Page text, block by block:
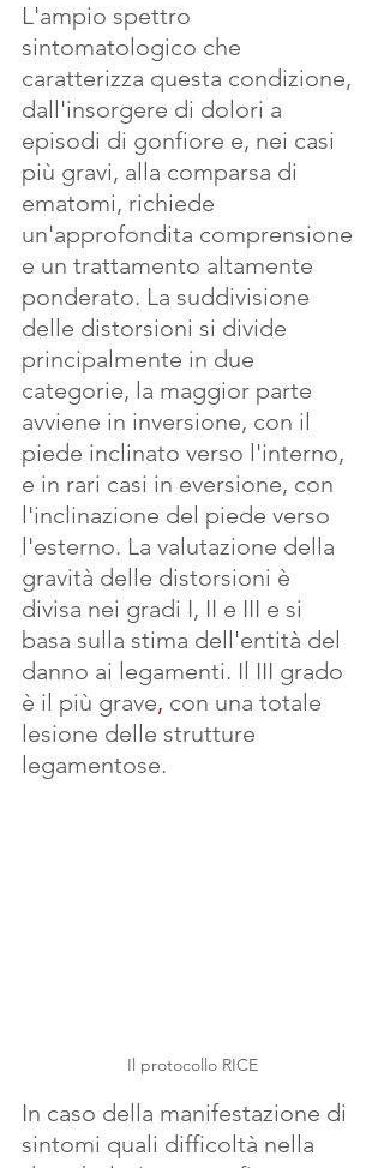
L'ampio spettro
sintomatologico che
caratterizza questa condizione,
dall'insorgere di dolori a
episodi di gonfiore e, nei casi
più gravi, alla comparsa di
ematomi, richiede
un'approfondita comprensione
e un trattamento altamente
ponderato. La suddivisione
delle distorsioni si divide
principalmente in due
categorie, la maggior parte
avviene in inversione, con il
piede inclinato verso l'interno,
e in rari casi in eversione, con
l'inclinazione del piede verso
l'esterno. La valutazione della
gravità delle distorsioni è
divisa nei gradi I, II e III e si
basa sulla stima dell'entità del
danno ai legamenti. Il III grado
è il più grave, con una totale
lesione delle strutture
legamentose.
Il protocollo RICE
In caso della manifestazione di
sintomi quali difficoltà nella